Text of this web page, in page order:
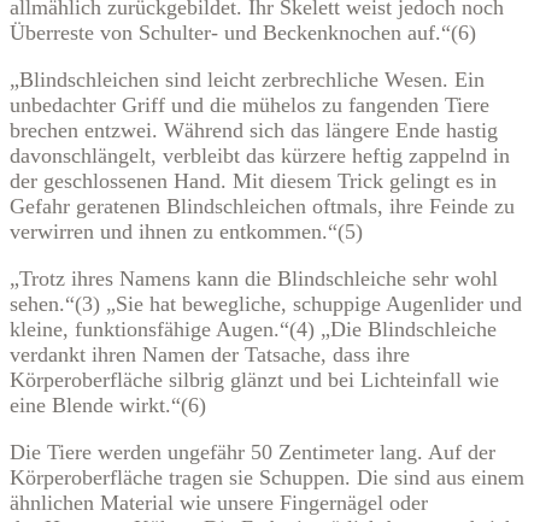
allmählich zurückgebildet. Ihr Skelett weist jedoch noch
Überreste von Schulter- und Beckenknochen auf.“(6)
„Blindschleichen sind leicht zerbrechliche Wesen. Ein
unbedachter Griff und die mühelos zu fangenden Tiere
brechen entzwei. Während sich das längere Ende hastig
davonschlängelt, verbleibt das kürzere heftig zappelnd in
der geschlossenen Hand. Mit diesem Trick gelingt es in
Gefahr geratenen Blindschleichen oftmals, ihre Feinde zu
verwirren und ihnen zu entkommen.“(5)
„Trotz ihres Namens kann die Blindschleiche sehr wohl
sehen.“(3) „Sie hat bewegliche, schuppige Augenlider und
kleine, funktionsfähige Augen.“(4) „Die Blindschleiche
verdankt ihren Namen der Tatsache, dass ihre
Körperoberfläche silbrig glänzt und bei Lichteinfall wie
eine Blende wirkt.“(6)
Die Tiere werden ungefähr 50 Zentimeter lang. Auf der
Körperoberfläche tragen sie Schuppen. Die sind aus einem
ähnlichen Material wie unsere Fingernägel oder